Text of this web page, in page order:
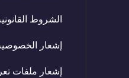
الشروط
إشعار
إشعار ملفات